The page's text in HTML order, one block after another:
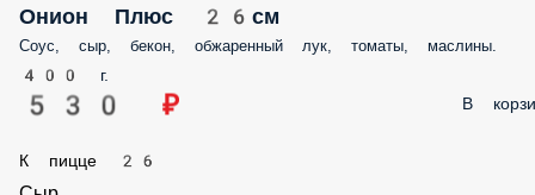
Онион Плюс 26см
Соус, сыр, бекон, обжаренный лук, томаты, маслины.
400 г.
530 ₽ В корзину
К пицце 26